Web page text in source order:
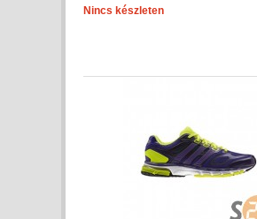
Nincs készleten